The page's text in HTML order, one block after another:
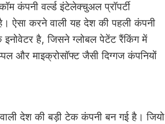
कंपनी वर्ल्ड इंटेलेक्चुअल प्रॉपर्टी
ऐसा करने वाली यह देश की पहली कंपनी
है, जिसने ग्लोबल पेटेंट रैंकिंग में
और माइक्रोसॉफ्ट जैसी दिग्गज कंपनियों
देश की बड़ी टेक कंपनी बन गई है। जियो